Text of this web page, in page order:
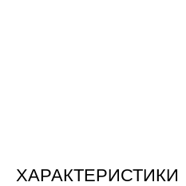
ХАРАКТЕРИСТИКИ